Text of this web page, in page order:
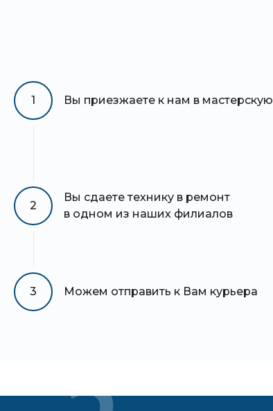
1 Вы приезжаете к нам в мастерскую
2
Вы сдаете технику в ремонт
в одном из наших филиалов
3 Можем отправить к Вам курьера